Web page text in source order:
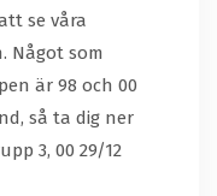
se våra
Något som
är 98 och 00
så ta dig ner
3, 00 29/12